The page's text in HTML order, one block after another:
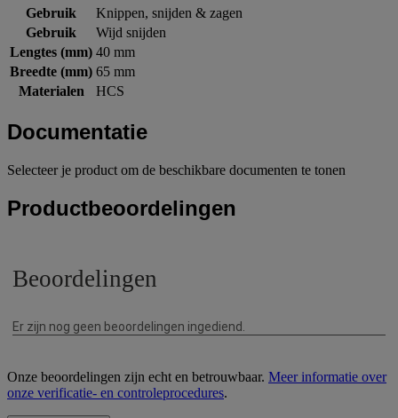
Gebruik
Knippen, snijden & zagen
Gebruik
Wijd snijden
Lengtes (mm) 40 mm
Breedte (mm) 65 mm
Materialen
HCS
Documentatie
Selecteer je product om de beschikbare documenten te tonen
Productbeoordelingen
Onze beoordelingen zijn echt en betrouwbaar. Meer informatie over
onze verificatie- en controleprocedures.